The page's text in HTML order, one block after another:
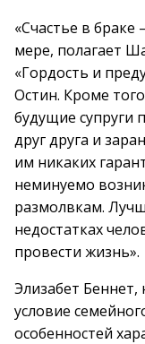
«Счастье в
мере, полагает
«Гордость и
Остин. Кроме
будущие супруги
друг друга и
им никаких
неминуемо
размолвкам.
недостатках
провести жизнь».
Элизабет Беннет,
условие
особенностей